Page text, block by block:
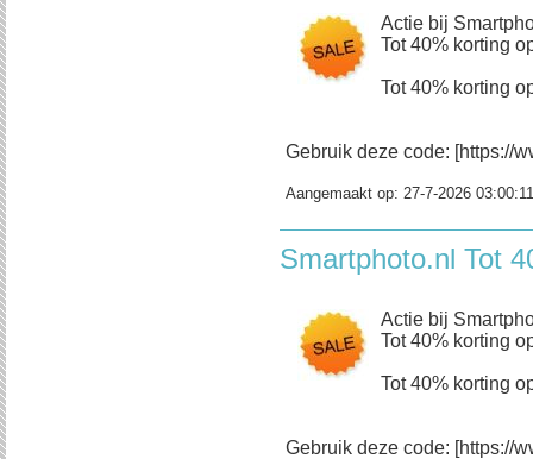
Actie bij
Tot 40% korting
Tot 40% korting
Gebruik deze code: [https://
Aangemaakt op: 27-7-2026 03:00:11
Smartphoto.nl Tot
Actie bij
Tot 40% korting
Tot 40% korting
Gebruik deze code: [https://